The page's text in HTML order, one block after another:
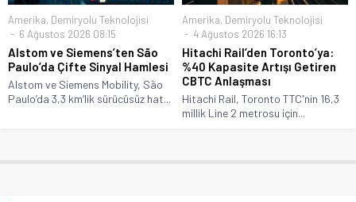
Amerika, Demiryolu Teknolojisi
6 Ağustos 2026 08:15
Alstom ve Siemens’ten São
Paulo’da Çifte Sinyal Hamlesi
Alstom ve Siemens Mobility, São
Paulo’da 3,3 km’lik sürücüsüz hat...
Amerika, Demiryolu Teknolojisi
4 Ağustos 2026 16:13
Hitachi Rail’den Toronto’ya:
%40 Kapasite Artışı Getiren
CBTC Anlaşması
Hitachi Rail, Toronto TTC'nin 16,3
millik Line 2 metrosu için...